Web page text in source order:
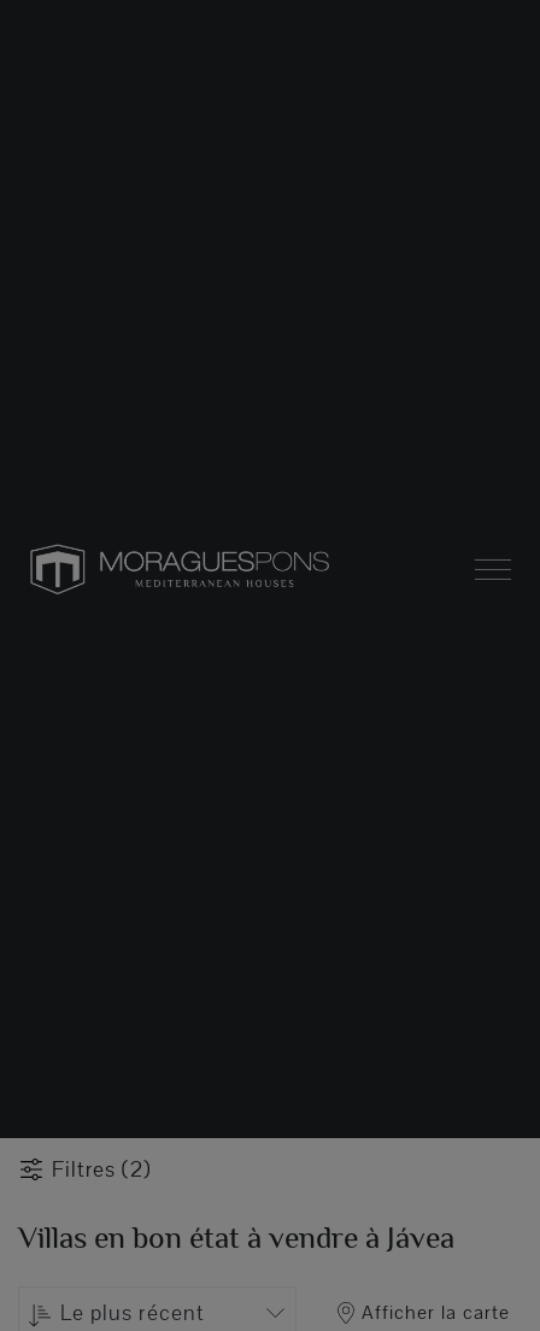
Filtres (2)
Villas en bon état à vendre à Jávea
Le plus récent Afficher la carte